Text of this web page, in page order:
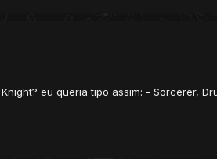
eu queria tipo assim: - Sorcerer,